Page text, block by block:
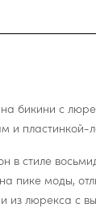
бикини с
и пластинкой-
в стиле
пике моды,
из люрекса с